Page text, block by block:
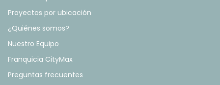
Proyectos por ubicación
¿Quiénes somos?
Nuestro Equipo
Franquicia CityMax
Preguntas frecuentes